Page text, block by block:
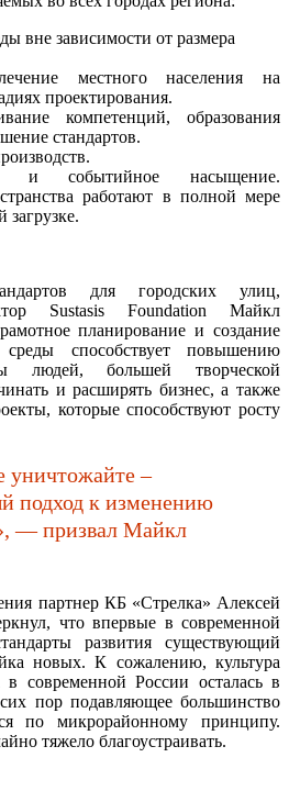
вне зависимости от размера
местного населения на
проектирования.
компетенций, образования
стандартов.
и событийное насыщение.
работают в полной мере
загрузке.
для городских улиц,
Sustasis Foundation Майкл
планирование и создание
способствует повышению
людей, большей творческой
и расширять бизнес, а также
которые способствуют росту
уничтожайте –
подход к изменению
— призвал Майкл
партнер КБ «Стрелка» Алексей
что впервые в современной
развития существующий
новых. К сожалению, культура
в современной России осталась в
пор подавляющее большинство
по микрорайонному принципу.
тяжело благоустраивать.